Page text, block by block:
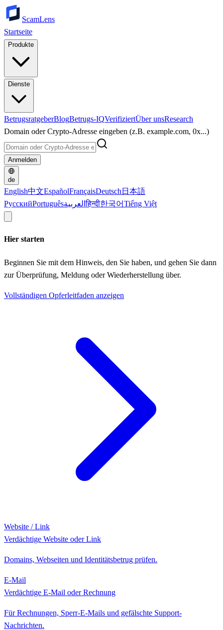
ScamLens
Startseite
Produkte
Dienste
BetrugsratgeberBlogBetrugs-IQVerifiziertÜber unsResearch
Domain oder Crypto-Adresse eingeben (z.B. example.com, 0x...)
Anmelden
de
English中文EspañolFrançaisDeutsch 日本語
РусскийPortuguêsالعربيةहिन्दी한국어Tiếng Việt
Hier starten
Beginnen Sie mit dem Hinweis, den Sie haben, und gehen Sie dann
zur Überprüfung, Meldung oder Wiederherstellung über.
Vollständigen Opferleitfaden anzeigen
Website / Link
Verdächtige Website oder Link
Domains, Webseiten und Identitätsbetrug prüfen.
E-Mail
Verdächtige E-Mail oder Rechnung
Für Rechnungen, Sperr-E-Mails und gefälschte Support-
Nachrichten.